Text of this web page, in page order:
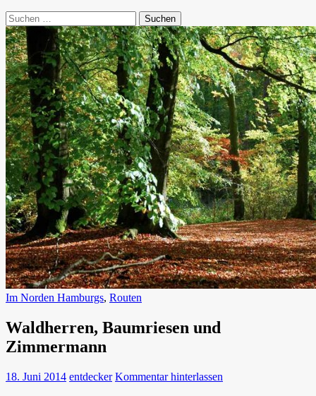
Suchen
nach:
Im Norden Hamburgs, Routen
Waldherren, Baumriesen und
Zimmermann
18. Juni 2014 entdecker Kommentar hinterlassen